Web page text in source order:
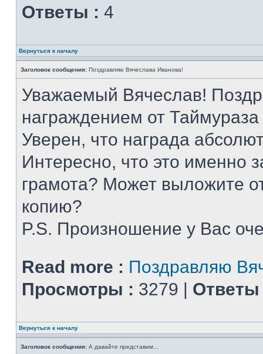
Ответы : 4
Вернуться к началу
Заголовок сообщения: Поздравляю Вячеслава Иванова!
Уважаемый Вячеслав!
награждением от
Уверен, что награда
Интересно, что это именно
грамота? Может выложите
копию?
P.S. Произношение у Вас
Read more : Поздравляю
Просмотры : 3279 | Ответы
Вернуться к началу
Заголовок сообщения: А давайте представим...